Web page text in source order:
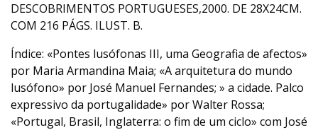
DESCOBRIMENTOS PORTUGUESES,2000. DE 28X24CM.
COM 216 PÁGS. ILUST. B.
Índice: «Pontes lusófonas III, uma Geografia de afectos»
por Maria Armandina Maia; «A arquitetura do mundo
lusófono» por José Manuel Fernandes; » a cidade. Palco
expressivo da portugalidade» por Walter Rossa;
«Portugal, Brasil, Inglaterra: o fim de um ciclo» com José